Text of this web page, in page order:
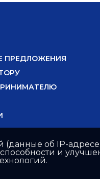
ПРЕДЛОЖЕНИЯ
(данные об IP-
и